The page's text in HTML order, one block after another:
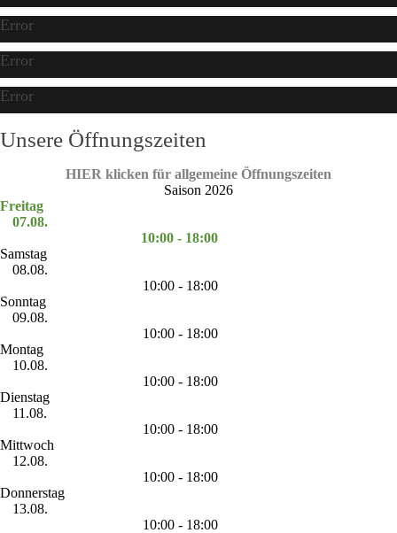
Error
Error
Error
Unsere Öffnungszeiten
HIER klicken für allgemeine Öffnungszeiten
Saison 2026
Freitag
07.08.
10:00 - 18:00
Samstag
08.08.
10:00 - 18:00
Sonntag
09.08.
10:00 - 18:00
Montag
10.08.
10:00 - 18:00
Dienstag
11.08.
10:00 - 18:00
Mittwoch
12.08.
10:00 - 18:00
Donnerstag
13.08.
10:00 - 18:00